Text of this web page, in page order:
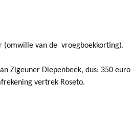
(omwille van de vroegboekkorting).
Diepenbeek, dus: 350 euro
vertrek Roseto.